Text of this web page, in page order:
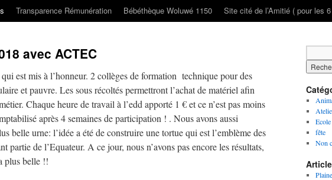
Transparence Rémunération Bébéthèque Woluwé 1150 Site cité de l’Amitié ( pour les
avec ACTEC
qui est mis à l’honneur. 2 collèges de formation technique pour des
et pauvre. Les sous récoltés permettront l’achat de matériel afin
Chaque heure de travail à l’edd apporté 1 € et ce n’est pas moins
après 4 semaines de participation ! . Nous avons aussi
belle urne: l’idée a été de construire une tortue qui est l’emblème des
partie de l’Equateur. A ce jour, nous n’avons pas encore les résultats,
plus belle !!
fête
Non